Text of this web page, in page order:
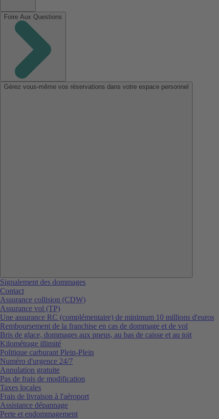
Foire Aux Questions
Gérez vous-même vos réservations dans votre espace personnel
Signalement des dommages
Contact
Assurance collision (CDW)
Assurance vol (TP)
Une assurance RC (complémentaire) de minimum 10 millions d'euros
Remboursement de la franchise en cas de dommage et de vol
Bris de glace, dommages aux pneus, au bas de caisse et au toit
Kilométrage illimité
Politique carburant Plein-Plein
Numéro d'urgence 24/7
Annulation gratuite
Pas de frais de modification
Taxes locales
Frais de livraison à l'aéroport
Assistance dépannage
Perte et endommagement